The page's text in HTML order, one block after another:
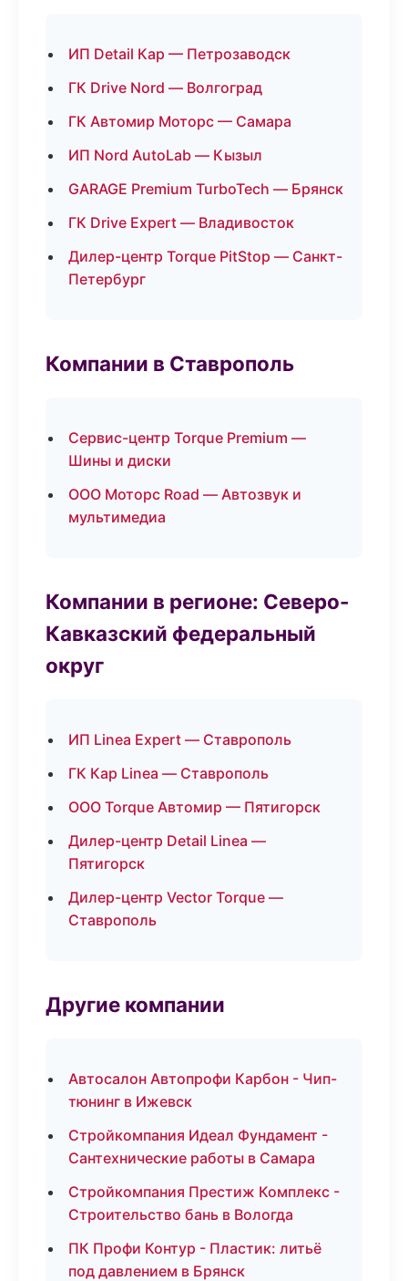
ИП Detail Кар — Петрозаводск
ГК Drive Nord — Волгоград
ГК Автомир Моторс — Самара
ИП Nord AutoLab — Кызыл
GARAGE Premium TurboTech — Брянск
ГК Drive Expert — Владивосток
Дилер-центр Torque PitStop — Санкт-
Петербург
Компании в Ставрополь
Сервис-центр Torque Premium —
Шины и диски
ООО Моторс Road — Автозвук и
мультимедиа
Компании в регионе: Северо-
Кавказский федеральный
округ
ИП Linea Expert — Ставрополь
ГК Кар Linea — Ставрополь
ООО Torque Автомир — Пятигорск
Дилер-центр Detail Linea —
Пятигорск
Дилер-центр Vector Torque —
Ставрополь
Другие компании
Автосалон Автопрофи Карбон - Чип-
тюнинг в Ижевск
Стройкомпания Идеал Фундамент -
Сантехнические работы в Самара
Стройкомпания Престиж Комплекс -
Строительство бань в Вологда
ПК Профи Контур - Пластик: литьё
под давлением в Брянск